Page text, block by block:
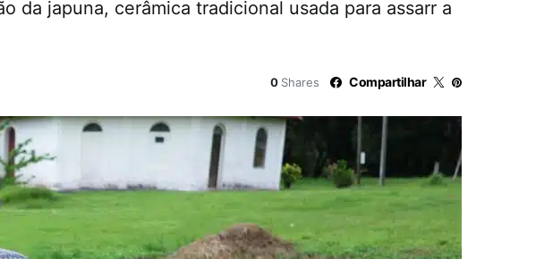
da japuna, cerâmica tradicional usada para assarr a
0 Shares Compartilhar